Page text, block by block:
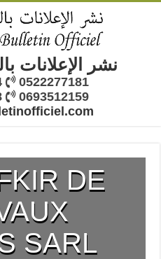
نشر الإعلانات
0522277181
0693512159
DE
SARL